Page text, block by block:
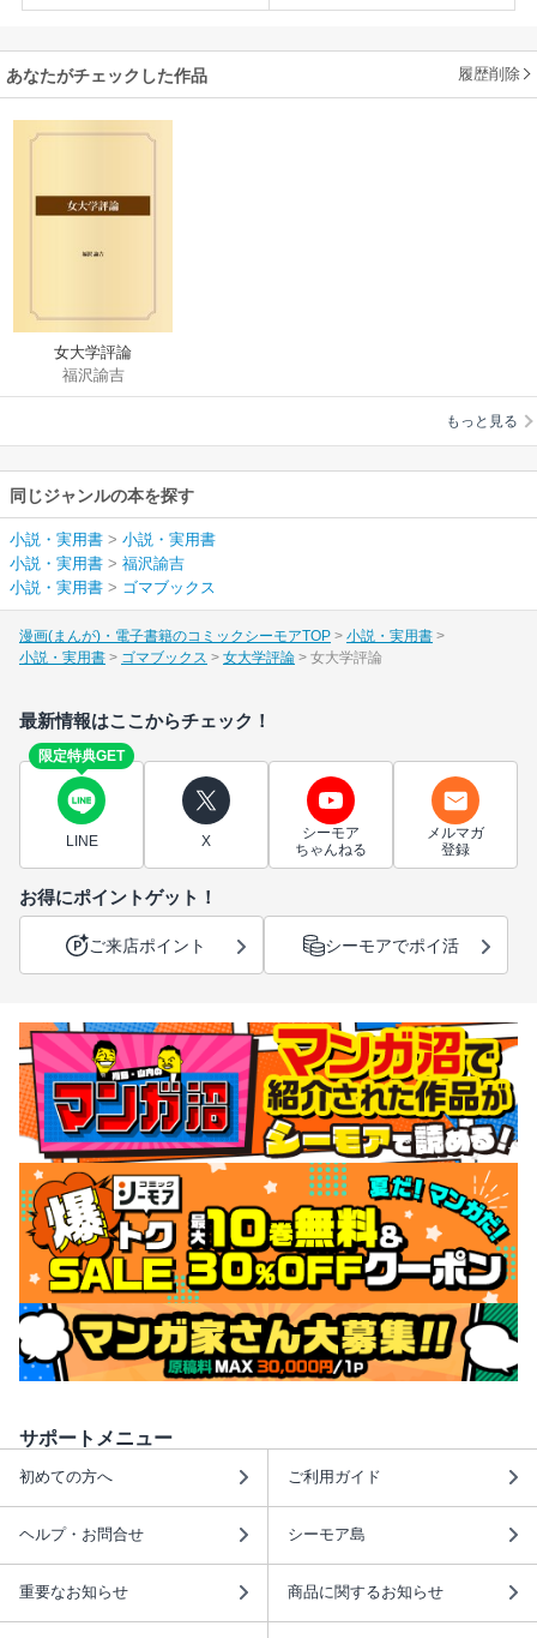
あなたがチェックした作品 履歴削除
女大学評論
福沢諭吉
もっと見る
同じジャンルの本を探す
小説・実用書 > 小説・実用書
小説・実用書 > 福沢諭吉
小説・実用書 > ゴマブックス
漫画(まんが)・電子書籍のコミックシーモアTOP
小説・実用書
小説・実用書
ゴマブックス 女大学評論 女大学評論
最新情報はここからチェック！
限定特典GET
LINE X
シーモア
ちゃんねる
メルマガ
登録
お得にポイントゲット！
ご来店ポイント シーモアでポイ活
サポートメニュー
初めての方へ ご利用ガイド
ヘルプ・お問合せ シーモア島
重要なお知らせ 商品に関するお知らせ